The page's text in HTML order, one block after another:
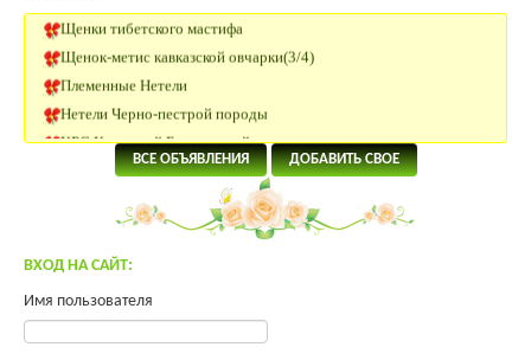
Щенки тибетского мастифа
Нетели породы Абердин Ангус
Участок 180 км от Москвы
Помогите преобрести инкуб.яйцо.
Яйцо инкубационное Юрловская, Павловская
Продам молодых петухов Малинов Михелинская кукушка
ВСЕ ОБЪЯВЛЕНИЯ ДОБАВИТЬ СВОЕ
ВХОД НА САЙТ:
Имя пользователя